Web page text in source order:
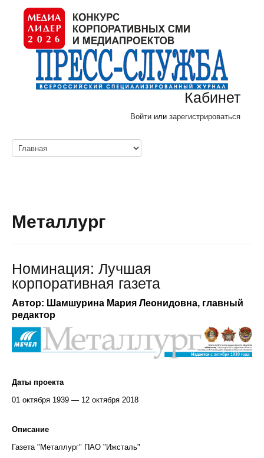
Кабинет
Войти или зарегистрироваться
Металлург
Номинация: Лучшая
корпоративная газета
Автор: Шамшурина Мария Леонидовна, главный
редактор
Даты проекта
01 октября 1939 — 12 октября 2018
Описание
Газета "Металлург" ПАО "Ижсталь"